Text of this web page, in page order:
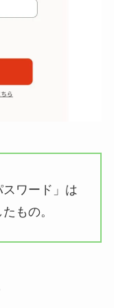
スワード」は
もの。